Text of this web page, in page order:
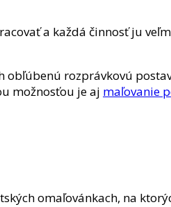
a každá činnosť ju
rozprávkovú
možnosťou je aj maľovanie
omaľovánkach, na